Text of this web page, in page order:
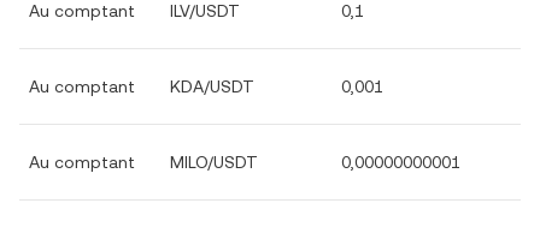
Au comptant ILV/USDT 0,1
Au comptant KDA/USDT 0,001
Au comptant MILO/USDT 0,00000000001